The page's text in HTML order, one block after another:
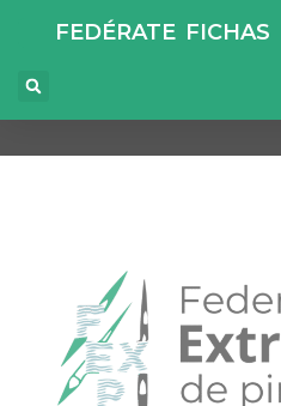
FEDÉRATE FICHAS